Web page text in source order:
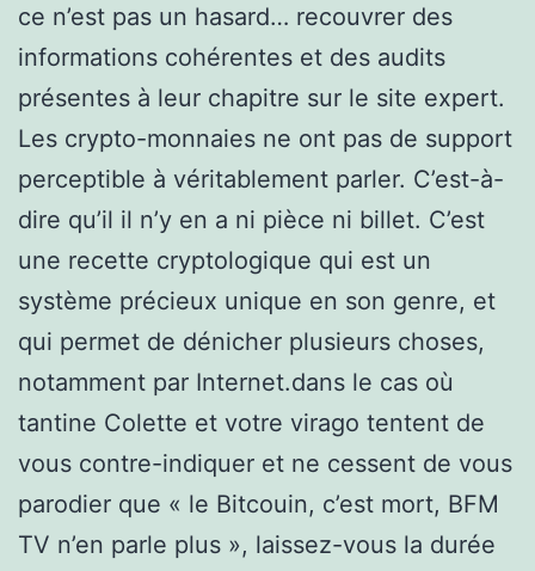
ce n’est pas un hasard… recouvrer des
informations cohérentes et des audits
présentes à leur chapitre sur le site expert.
Les crypto-monnaies ne ont pas de support
perceptible à véritablement parler. C’est-à-
dire qu’il il n’y en a ni pièce ni billet. C’est
une recette cryptologique qui est un
système précieux unique en son genre, et
qui permet de dénicher plusieurs choses,
notamment par Internet.dans le cas où
tantine Colette et votre virago tentent de
vous contre-indiquer et ne cessent de vous
parodier que « le Bitcouin, c’est mort, BFM
TV n’en parle plus », laissez-vous la durée